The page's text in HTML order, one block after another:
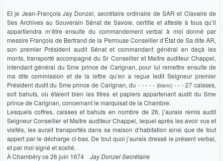
Et je Jean-François Jay Donzel, secrétaire ordinaire de SAR et Clavaire de
Ses Archives au Souverain Sénat de Savoie, certifie et atteste à tous qu’il
appartiendra m’être ensuite du commandement verbal à moi donné par
messire François de Bertrand de la Perrouse Conseiller d’État de Sa dite AR,
son premier Président audit Sénat et commandant général en deçà les
monts, transporté accompagné du Sr Conseiller et Maître auditeur Chappel,
intendant général du Sme prince de Carignan, pour lui remettre ensuite de
ma dite commission et de la lettre qu’en a reçue ledit Seigneur premier
Président dudit du Sme prince de Carignan, du - - - - - (blanc)- - - 27 caisses,
soit bahuts, où étaient bien les titres et papiers appartenant audit du Sme
prince de Carignan, concernant le marquisat de la Chambre.
Lesquels coffres, caisses et bahuts en nombre de 26, j’aurais remis audit
Seigneur Conseiller et Maître auditeur Chappel, lequel après les avoir vus et
visités, les aurait transportés dans sa maison d’habitation ainsi que de tout
appert par le décharge ci-bas. De tout quoi j’aurais dressé le présent verbal,
et par moi signé et scellé.
À Chambéry ce 26 juin 1674 Jay Donzel Secrétaire